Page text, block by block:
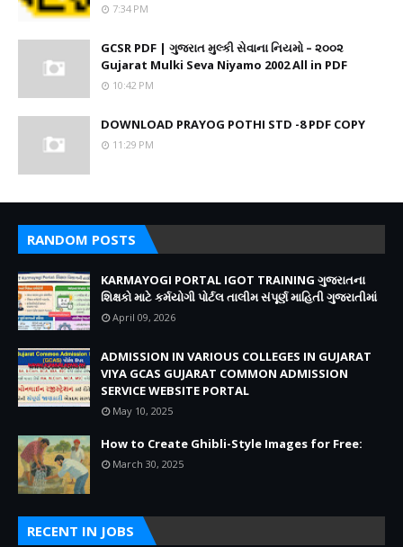
7:34 PM
GCSR PDF | ગુજરાત મુલ્કી સેવાના નિયમો – ૨૦૦૨
Gujarat Mulki Seva Niyamo 2002 All in PDF
10:42 PM
DOWNLOAD PRAYOG POTHI STD -8 PDF COPY
11:29 PM
RANDOM POSTS
KARMAYOGI PORTAL IGOT TRAINING ગુજરાતના
શિક્ષકો માટે કર્મયોગી પોર્ટલ તાલીમ સંપૂર્ણ માહિતી ગુજરાતીમાં
April 09, 2026
ADMISSION IN VARIOUS COLLEGES IN GUJARAT
VIYA GCAS GUJARAT COMMON ADMISSION
SERVICE WEBSITE PORTAL
May 10, 2025
How to Create Ghibli-Style Images for Free:
March 30, 2025
RECENT IN JOBS